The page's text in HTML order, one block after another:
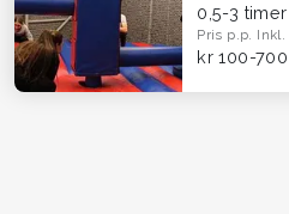
0,5-3 timer
Pris p.p. Inkl.
kr 100-700